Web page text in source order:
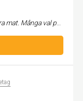
God dryck. Helt enkelt toppen!